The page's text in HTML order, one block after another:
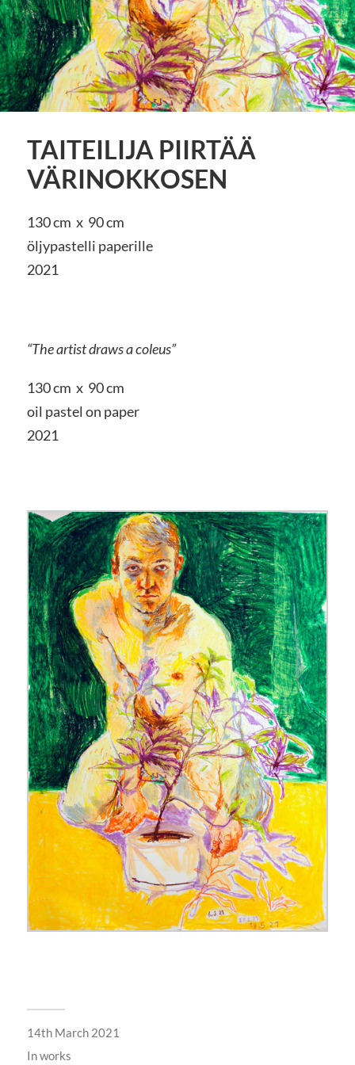
TAITEILIJA PIIRTÄÄ
VÄRINOKKOSEN
130 cm x 90 cm
öljypastelli paperille
2021
“The artist draws a coleus”
130 cm x 90 cm
oil pastel on paper
2021
14th March 2021
Inworks